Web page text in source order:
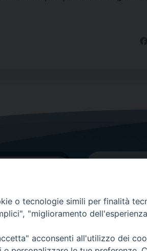
116
Tel.0438
o tecnologie simili per finalità
"miglioramento
acconsenti all'utilizzo dei